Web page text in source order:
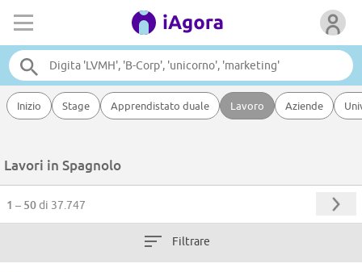
Inizio Stage Apprendistato duale Lavoro Aziende
Lavori in Spagnolo
1 – 50di 37.747
Filtrare